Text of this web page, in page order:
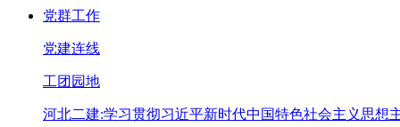
党群工作
党建连线
工团园地
河北二建:学习贯彻习近平新时代中国特色社会主义思想